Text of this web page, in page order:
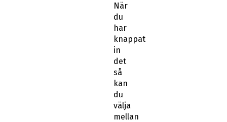
När
du
har
knappat
in
det
så
kan
du
välja
mellan